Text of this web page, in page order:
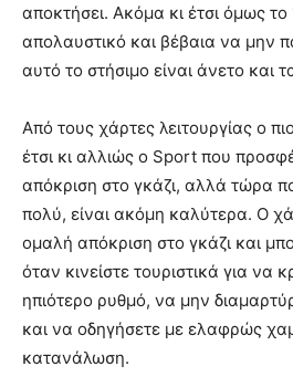
αποκτήσει. Ακόμα κι έτσι όμως το
απολαυστικό και βέβαια να μην
αυτό το στήσιμο είναι άνετο και
Από τους χάρτες λειτουργίας ο
έτσι κι αλλιώς ο Sport που
απόκριση στο γκάζι, αλλά τώρα
πολύ, είναι ακόμη καλύτερα. Ο
ομαλή απόκριση στο γκάζι και
όταν κινείστε τουριστικά για να
ηπιότερο ρυθμό, να μην
και να οδηγήσετε με ελαφρώς
κατανάλωση.